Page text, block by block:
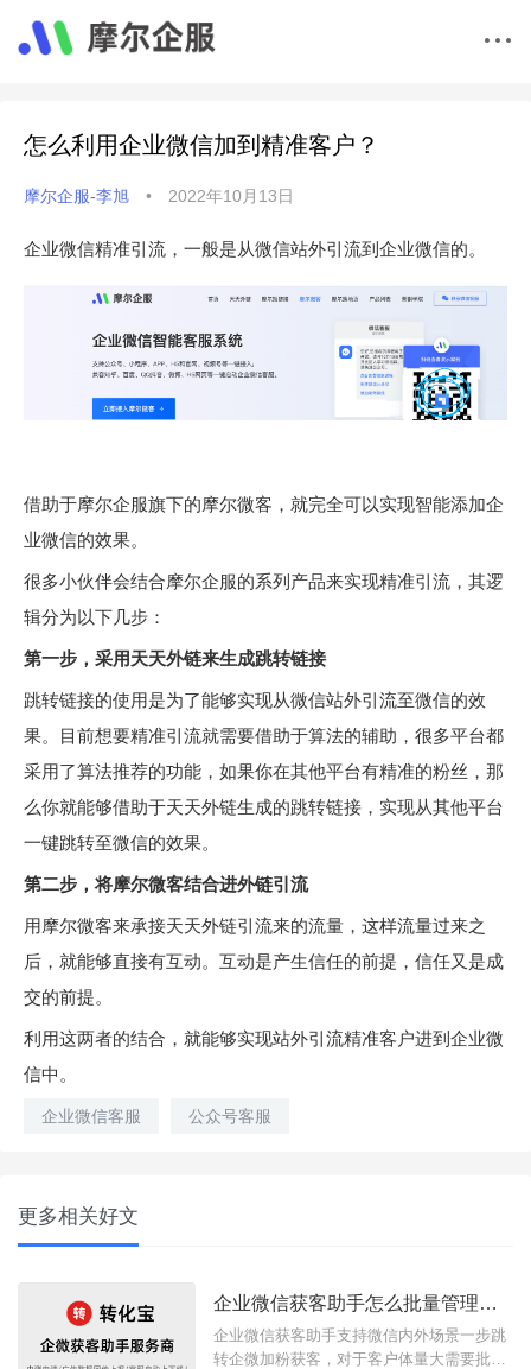
怎么利用企业微信加到精准客户？
摩尔企服-李旭 • 2022年10月13日
企业微信精准引流，一般是从微信站外引流到企业微信的。
借助于摩尔企服旗下的摩尔微客，就完全可以实现智能添加企
业微信的效果。
很多小伙伴会结合摩尔企服的系列产品来实现精准引流，其逻
辑分为以下几步：
第一步，采用天天外链来生成跳转链接
跳转链接的使用是为了能够实现从微信站外引流至微信的效
果。目前想要精准引流就需要借助于算法的辅助，很多平台都
采用了算法推荐的功能，如果你在其他平台有精准的粉丝，那
么你就能够借助于天天外链生成的跳转链接，实现从其他平台
一键跳转至微信的效果。
第二步，将摩尔微客结合进外链引流
用摩尔微客来承接天天外链引流来的流量，这样流量过来之
后，就能够直接有互动。互动是产生信任的前提，信任又是成
交的前提。
利用这两者的结合，就能够实现站外引流精准客户进到企业微
信中。
企业微信客服 公众号客服
更多相关好文
企业微信获客助手怎么批量管理客服接待人员？如何统一设置员工上下班时间？
企业微信获客助手支持微信内外场景一步跳
转企微加粉获客，对于客户体量大需要批量